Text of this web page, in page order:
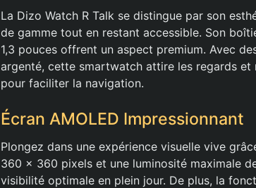
La Dizo Watch R Talk se distingue par son
de gamme tout en restant accessible. Son
1,3 pouces offrent un aspect premium. Avec
argenté, cette smartwatch attire les regards
pour faciliter la navigation.
Écran AMOLED Impressionnant
Plongez dans une expérience visuelle vive
360 x 360 pixels et une luminosité maximale
visibilité optimale en plein jour. De plus, la